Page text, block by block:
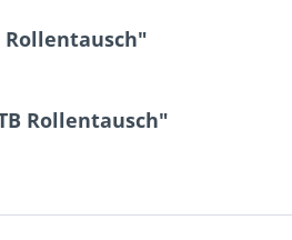
Rollentausch"
Rollentausch"